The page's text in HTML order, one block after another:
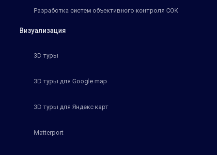
Разработка систем объективного контроля СОК
Визуализация
3D туры
3D туры для Google map
3D туры для Яндекс карт
Matterport